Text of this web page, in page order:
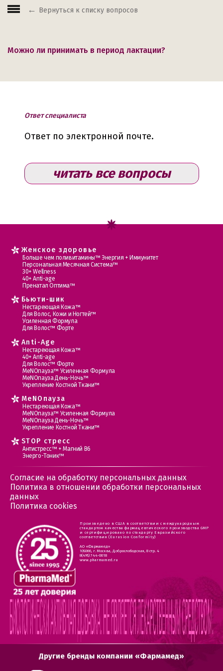
Вернуться к списку вопросов
Можно ли принимать в период лактации?
Ответ специалиста
Ответ по электронной почте.
читать все вопросы
Женское здоровье
Больше чем поливитамины™ Энергия + Иммунитет
Персональная Месячная Система™
30+ Wellness
40+ Anti-age
Пренатал Оптима™
Бьюти-шик
Нестареющая Кожа™
Для Волос, Кожи и Ногтей™
Усиленная Формула
Для Волос™ Форте
Anti-Age
Нестареющая Кожа™
40+ Anti-age
Для Волос™ Форте
МеNOпауза™ Усиленная Формула
МеNOпауза День-Ночь™
Укрепление Костной Ткани™
MеNOпауза
Нестареющая Кожа™
МеNOпауза™ Усиленная Формула
МеNOпауза День-Ночь™
Укрепление Костной Ткани™
STOP стресс
Антистресс™ + Магний В6
Энерго-Тоник™
Согласие на обработку персональных данных
Политика в отношении обработки персональных
данных
Политика cookies
Произведено в США в соответствии с международным
стандартом качества фармацевтического производства GMP
и сертифицировано по стандарту Евразийского
соответствия (Eurasion Conformity)
АО «Фармамед»
105066, г. Москва, Доброслободская, 8 стр. 4
8(495) 744-0618
www.pharmamed.ru
Другие бренды компании «Фармамед»